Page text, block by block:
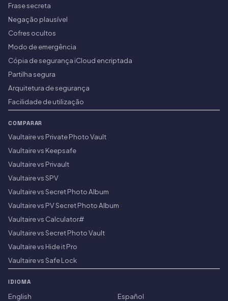
Frase secreta
Negação plausível
Cofres ocultos
Modo de emergência
Cópia de segurança iCloud encriptada
Partilha segura
Arquitetura de segurança
Facilidade de utilização
COMPARAR
Vaultaire vs Private Photo Vault
Vaultaire vs Keepsafe
Vaultaire vs Privault
Vaultaire vs SPV
Vaultaire vs Secret Photo Album
Vaultaire vs PV Secret Photo Album
Vaultaire vs Calculator#
Vaultaire vs Secret Photo Vault
Vaultaire vs Hide it Pro
Vaultaire vs Safe Lock
IDIOMA
English
Español